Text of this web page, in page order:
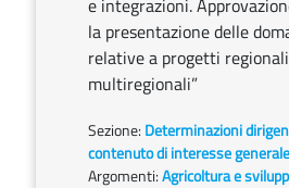
e integrazioni.
la presentazione delle
relative a progetti
multiregionali”
Sezione: Determinazioni
contenuto di interesse generale
Argomenti:Agricoltura e